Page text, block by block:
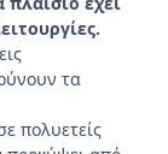
τα
πολυετείς